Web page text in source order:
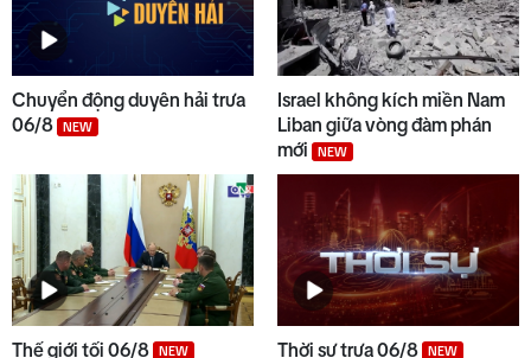
Chuyển động duyên hải trưa
06/8
NEW
Israel không kích miền Nam
Liban giữa vòng đàm phán
mới
NEW
Thế giới tối 06/8 NEW Thời sự trưa 06/8 NEW